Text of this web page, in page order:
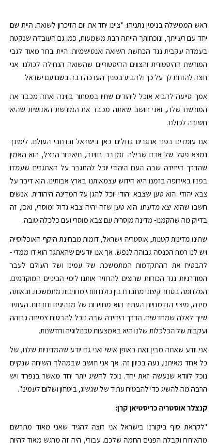
ראש הממשלה בנימין נתניהו: "ציינו יחד את יום הזיכרון לשואה. היית שם
יחד עם רעייתך, ונוכחותך הייתה רבת משמעות, כמו גם העובדה שנקטת
בעמדה עקבית נגד הכחשת השואה ואנטישמיות. היית ברור מאוד לגבי
המורשת ההיסטורית והצווים ההיסטוריים שהשואה הנחילה לכולנו. אני
רוצה להודות לך על כך ולהביע בפניך הערכה רבה בשם עם ישראל.
אמך סייעה להביא אוכל ליהודים שחיו במסתור בווינה ואתה מכבד את
המורשת שלה, ואני חושב שאתה מכבד את המורשת האנושית שהיא
חשובה לכולנו.
אנו עומדים בפני אתגרים גדולים כאן בישראל וברחבי העולם. לימינך
נמצא פסל של אדם שבילה זמן רב בווינה, תיאודור הרצל, הוא האמין
שהדרך היחידה שבה העם היהודי יוכל להתגבר על האתגרים שעמדו
בפניו באירופה בזמנו היא חידוש עצמאותנו בארץ אבותינו. הוא דיבר על
צבא יהודי. הוא טען שצבא יהודי יוכל להגן על המדינה היהודית. אנשים
חשבו שהוא יצא מדעתו. הוא טען שזה יהיה צבא גדול ומוסרי, ואכן, זה
בדיוק מה שהקמנו- מדינה מוסרית עם צבא מוסרי ועם כלכלה טובה.
שתינו מדינות קטנות, אוסטריה וישראל, דומות מבחינת היקף האוכלוסייה
ויש לנו רמת הכנסה גבוהה לנפש. אך אנו יודעים שהאתגר הוא דו ממדי -
להבטיח את ההתקדמות המתמשכת של עמינו ושל העולם לעבר
המודרניות נגד הכוחות שרוצים להחזיר אותנו לימי הביניים המוקדמים.
המלחמה בטרור קיצוני מחברת בין כולנו וזוהי מחויבות מתמשכת. ובאותה
מידה, מיצוי הזדמנויות העתיד הוא מחויבות של מנהיגים וחברות. העתיד
שייך לאלה שמחדשים. הדרך היחידה שבה נוכל להבטיח צמיחה גבוהה
ועקבית של הכלכלות שלנו היא באמצעות טכנולוגיה וחדשנות.
אני יודע שאתה מבין זאת באופן אישי ואני גם יודע שהמדיניות שלנו, של
כל אחד מאיתנו, נעה בכיוון זה. אך אני חושב שבמהלך השיחה שנקיים
נוכל לוודא שנעשה זאת יחד. נוכל להשיג יותר יחד מאשר בנפרד ויש
הרבה מה להשיג כדי להבטיח עתיד של שגשוג, ביטחון ושלום לעמינו".
קנצלר אוסטריה כריסטיאן קרן:
"לקראת סוף ביקורנו בישראל אני רוצה להגיד שאני מאוד מתרשם
מהאירוח וקבלת הפנים החמה שלכם. עבורי, היה זה מרגש מאוד להיות